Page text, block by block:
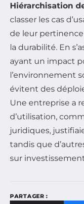
Hiérarchisation
classer les cas
de leur
la durabilité. En
ayant un impact
l’environnement
évitent des
Une entreprise a
d’utilisation,
juridiques,
tandis que
sur
PARTAGER :